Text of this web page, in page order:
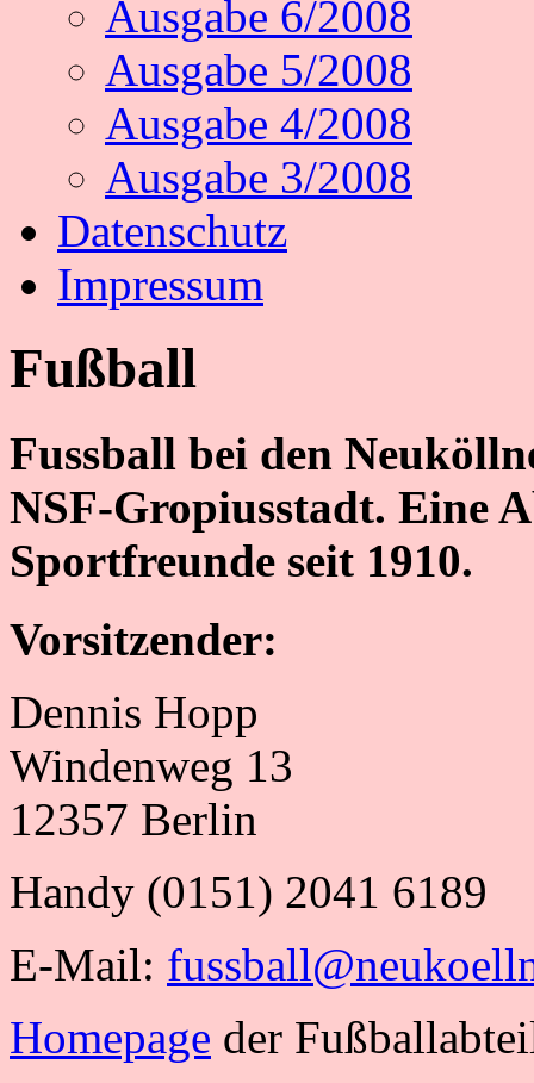
Ausgabe 6/2008
Ausgabe 5/2008
Ausgabe 4/2008
Ausgabe 3/2008
Datenschutz
Impressum
Fußball
Fussball bei den
NSF-Gropiusstadt. Eine
Sportfreunde seit 1910.
Vorsitzender:
Dennis Hopp
Windenweg 13
12357 Berlin
Handy (0151) 2041 6189
E-Mail:
Homepage der